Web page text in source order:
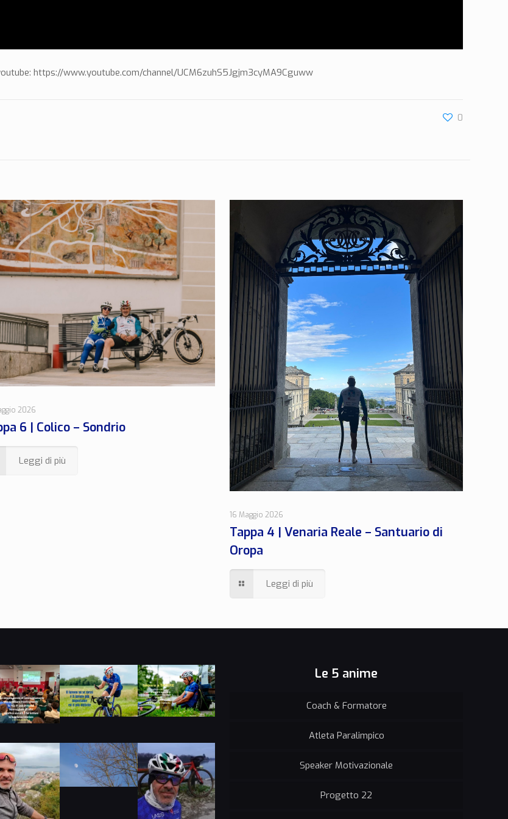
https://www.youtube.com/channel/UCM6zuhS5Jgjm3cyMA9Cguww
0
2026
6 | Colico – Sondrio
Leggi di più
16 Maggio 2026
Tappa 4 | Venaria Reale – Santuario di
Oropa
Leggi di più
Le 5 anime
Coach & Formatore
Atleta Paralimpico
Speaker Motivazionale
Progetto 22